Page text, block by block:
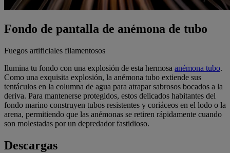
Fondo de pantalla de anémona de tubo
Fuegos artificiales filamentosos
Ilumina tu fondo con una explosión de esta hermosa anémona tubo.
Como una exquisita explosión, la anémona tubo extiende sus
tentáculos en la columna de agua para atrapar sabrosos bocados a la
deriva. Para mantenerse protegidos, estos delicados habitantes del
fondo marino construyen tubos resistentes y coriáceos en el lodo o la
arena, permitiendo que las anémonas se retiren rápidamente cuando
son molestadas por un depredador fastidioso.
Descargas